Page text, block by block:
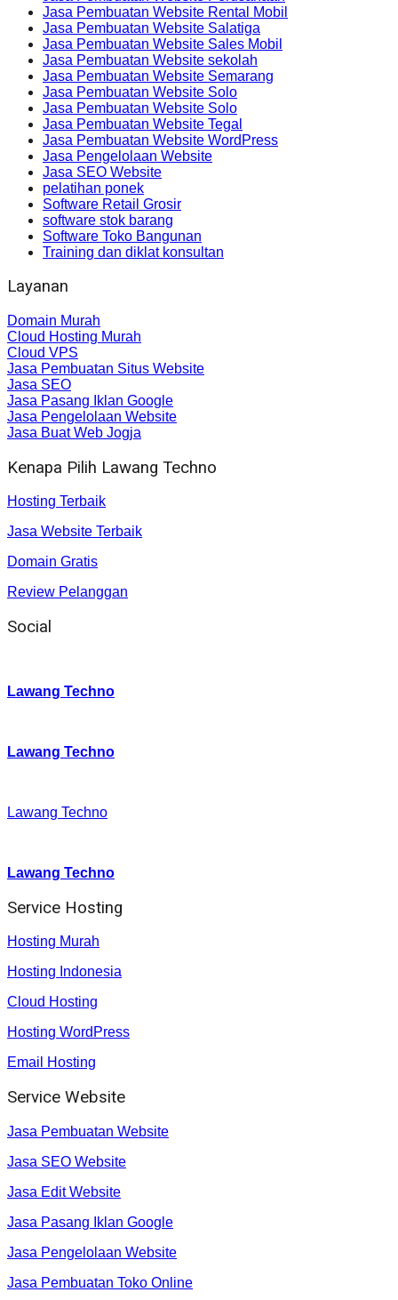
Jasa Pembuatan Website Rental Mobil
Jasa Pembuatan Website Salatiga
Jasa Pembuatan Website Sales Mobil
Jasa Pembuatan Website sekolah
Jasa Pembuatan Website Semarang
Jasa Pembuatan Website Solo
Jasa Pembuatan Website Solo
Jasa Pembuatan Website Tegal
Jasa Pembuatan Website WordPress
Jasa Pengelolaan Website
Jasa SEO Website
pelatihan ponek
Software Retail Grosir
software stok barang
Software Toko Bangunan
Training dan diklat konsultan
Layanan
Domain Murah
Cloud Hosting Murah
Cloud VPS
Jasa Pembuatan Situs Website
Jasa SEO
Jasa Pasang Iklan Google
Jasa Pengelolaan Website
Jasa Buat Web Jogja
Kenapa Pilih Lawang Techno
Hosting Terbaik
Jasa Website Terbaik
Domain Gratis
Review Pelanggan
Social
Lawang Techno
Lawang Techno
Lawang Techno
Lawang Techno
Service Hosting
Hosting Murah
Hosting Indonesia
Cloud Hosting
Hosting WordPress
Email Hosting
Service Website
Jasa Pembuatan Website
Jasa SEO Website
Jasa Edit Website
Jasa Pasang Iklan Google
Jasa Pengelolaan Website
Jasa Pembuatan Toko Online